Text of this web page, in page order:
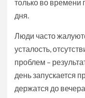
только во времени
дня.
Люди часто
усталость,
проблем –
день запускается
держатся до вечера.